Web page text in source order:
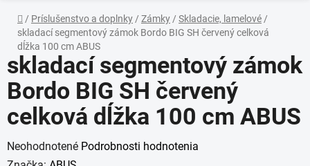
Domov
/ Príslušenstvo a doplnky / Zámky / Skladacie, lamelové /
skladací segmentový zámok Bordo BIG SH červený celková
dĺžka 100 cm ABUS
skladací segmentový zámok
Bordo BIG SH červený
celková dĺžka 100 cm ABUS
Priemerné
Neohodnotené Podrobnosti hodnotenia